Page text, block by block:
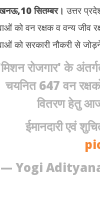
– नौजवानों के भविष्य से नहीं होगा खिलवाड़,
सितम्बर। उत्तर
को वन रक्षक व वन्य जीव
को सरकारी नौकरी से
रोजगार' के
चयनित 647 वन
वितरण हेतु
ईमानदारी एवं
— Yogi